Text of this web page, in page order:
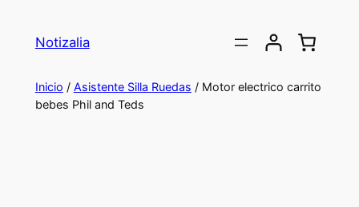
Notizalia
Inicio / Asistente Silla Ruedas / Motor electrico carrito
bebes Phil and Teds